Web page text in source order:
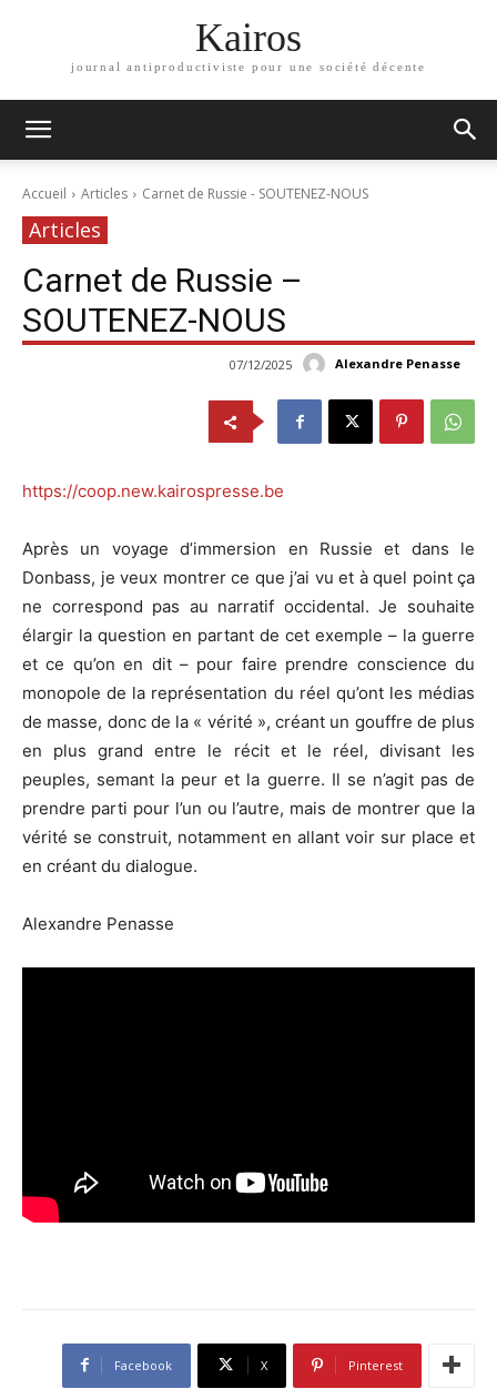
Kairos
journal antiproductiviste pour une société décente
Accueil Articles Carnet de Russie - SOUTENEZ-NOUS
Articles
Carnet de Russie –
SOUTENEZ-NOUS
Alexandre Penasse
07/12/2025
https://coop.new.kairospresse.be
Après un voyage d’immersion en Russie et dans le
Donbass, je veux montrer ce que j’ai vu et à quel point ça
ne correspond pas au narratif occidental. Je souhaite
élargir la question en partant de cet exemple – la guerre
et ce qu’on en dit – pour faire prendre conscience du
monopole de la représentation du réel qu’ont les médias
de masse, donc de la « vérité », créant un gouffre de plus
en plus grand entre le récit et le réel, divisant les
peuples, semant la peur et la guerre. Il se n’agit pas de
prendre parti pour l’un ou l’autre, mais de montrer que la
vérité se construit, notamment en allant voir sur place et
en créant du dialogue.
Alexandre Penasse
Facebook X Pinterest